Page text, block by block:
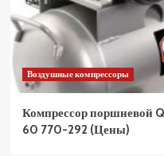
Воздушные компрессоры
Компрессор поршневой
60 770-292 (Цены)